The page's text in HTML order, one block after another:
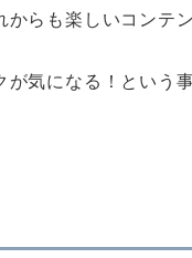
らも楽しいコンテ
気になる！という